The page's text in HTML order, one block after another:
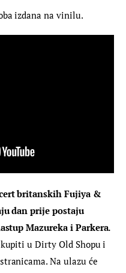
izdana na vinilu.
britanskih Fujiya &
dan prije postaju
Mazureka i Parkera.
u Dirty Old Shopu i
Na ulazu će